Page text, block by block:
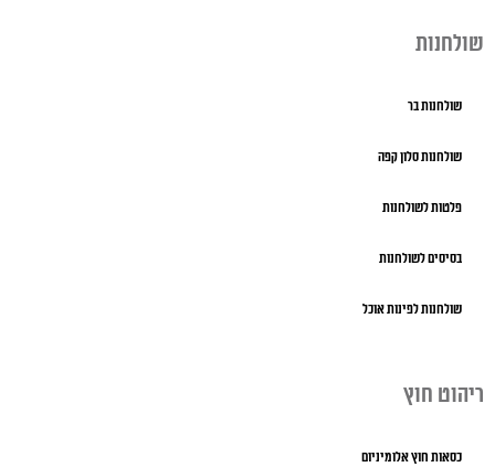
שולחנות
שולחנות בר
שולחנות סלון קפה
פלטות לשולחנות
בסיסים לשולחנות
שולחנות לפינות אוכל
ריהוט חוץ
כסאות חוץ אלומיניום